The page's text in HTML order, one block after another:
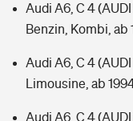
Audi A6, C 4
Benzin, Kombi, ab
Audi A6, C 4 (AUDI
Limousine, ab
Audi A6, C 4